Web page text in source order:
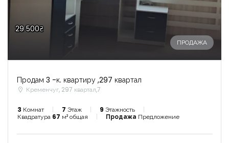
29 500₴
ПРОДАЖА
Продам 3 -к. квартиру ,297 квартал
Кременчуг, 297 квартал,7
3 Комнат 7 Этаж 9 Этажность
Квадратура 67 м² общая Продажа Предложение